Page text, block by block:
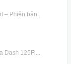
– Phiên bản...
Dash 125Fi...